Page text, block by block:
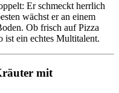
Er schmeckt herrlich
wächst er an einem
Ob frisch auf Pizza
ist ein echtes Multitalent.
mit